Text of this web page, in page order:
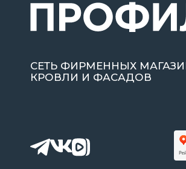
СЕТЬ ФИРМЕННЫХ
КРОВЛИ И ФАСАДОВ